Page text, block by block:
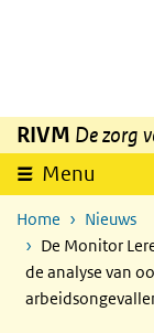
Overslaan en naar
RIVM De zorg
Menu
Home
Nieuws
De Monitor
de analyse van